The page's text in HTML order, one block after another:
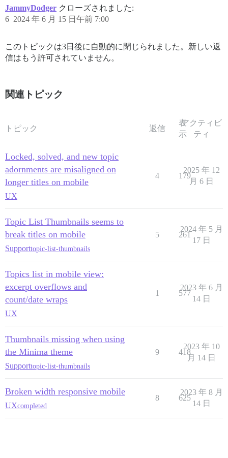
JammyDodger クローズされました:
2024 年 6 月 15 日午前 7:00
6
このトピックは3日後に自動的に閉じられました。新しい返
信はもう許可されていません。
関連トピック
トピック 返信
表
示
アクティビ
ティ
Locked, solved, and new topic
adornments are misaligned on
longer titles on mobile
UX
4 179
2025 年 12
月 6 日
Topic List Thumbnails seems to
break titles on mobile
Supporttopic-list-thumbnails
5 261
2024 年 5 月
17 日
Topics list in mobile view:
excerpt overflows and
count/date wraps
UX
1 577
2023 年 6 月
14 日
Thumbnails missing when using
the Minima theme
Supporttopic-list-thumbnails
9 418
2023 年 10
月 14 日
Broken width responsive mobile
UXcompleted
8 625
2023 年 8 月
14 日